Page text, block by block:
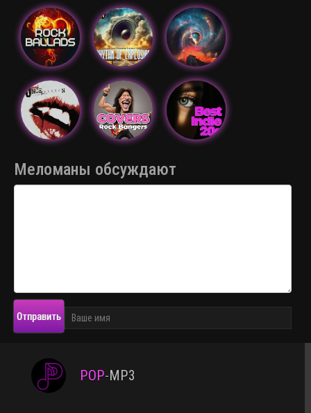
Меломаны обсуждают
Отправить
POP-MP3